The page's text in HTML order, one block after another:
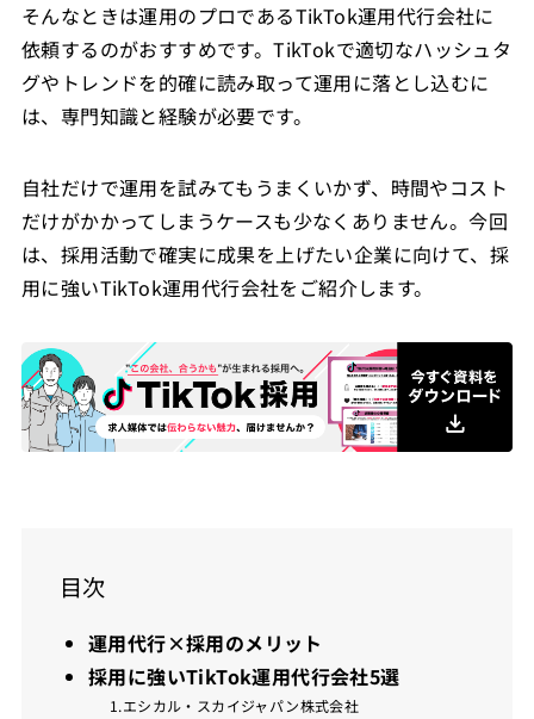
そんなときは運用のプロであるTikTok運用代行会社に
依頼するのがおすすめです。TikTokで適切なハッシュタ
グやトレンドを的確に読み取って運用に落とし込むに
は、専門知識と経験が必要です。
自社だけで運用を試みてもうまくいかず、時間やコスト
だけがかかってしまうケースも少なくありません。今回
は、採用活動で確実に成果を上げたい企業に向けて、採
用に強いTikTok運用代行会社をご紹介します。
目次
運用代行×採用のメリット
採用に強いTikTok運用代行会社5選
1.エシカル・スカイジャパン株式会社